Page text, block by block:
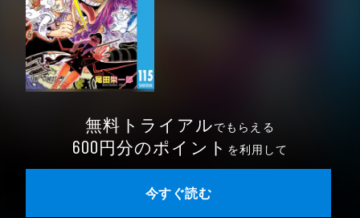
無料トライアルでもらえる
600円分のポイント を利用して
今すぐ読む